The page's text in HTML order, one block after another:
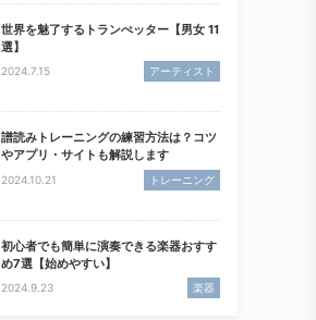
世界を魅了するトランぺッター【男女 11
選】
2024.7.15 アーティスト
譜読みトレーニングの練習方法は？コツ
やアプリ・サイトも解説します
2024.10.21 トレーニング
初心者でも簡単に演奏できる楽器おすす
め7選【始めやすい】
2024.9.23 楽器